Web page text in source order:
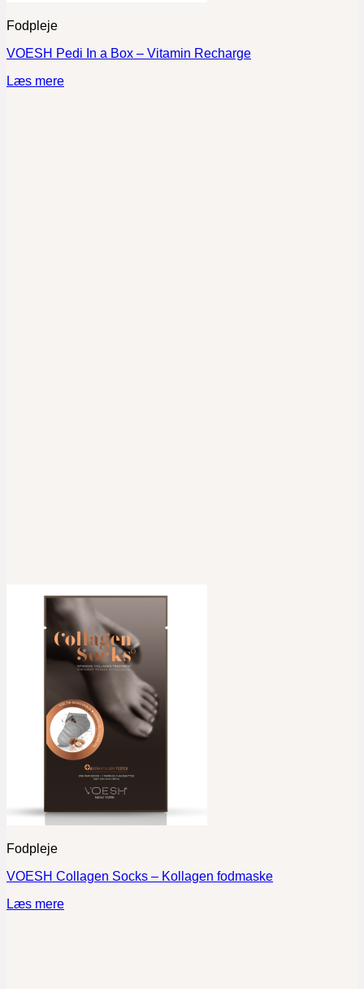
Fodpleje
VOESH Pedi In a Box – Vitamin Recharge
Læs mere
Fodpleje
VOESH Collagen Socks – Kollagen fodmaske
Læs mere